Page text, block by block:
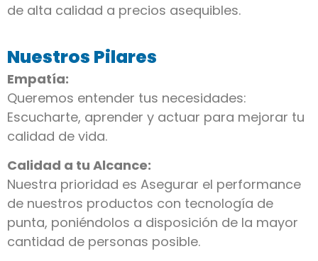
de alta calidad a precios asequibles.
Nuestros Pilares
Empatía:
Queremos entender tus necesidades:
Escucharte, aprender y actuar para mejorar tu
calidad de vida.
Calidad a tu Alcance:
Nuestra prioridad es Asegurar el performance
de nuestros productos con tecnología de
punta, poniéndolos a disposición de la mayor
cantidad de personas posible.